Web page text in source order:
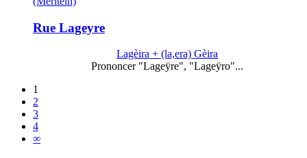
Rue Lageyre
Lagèira + (la,era) Gèira
Prononcer "Lageÿre", "Lageÿro"...
1
2
3
4
∞